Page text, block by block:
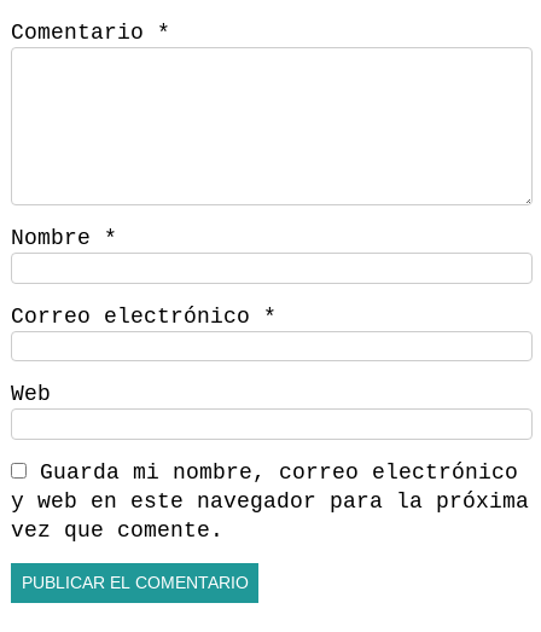
Comentario
*
Nombre *
Correo electrónico *
Web
Guarda mi nombre, correo electrónico
y web en este navegador para la próxima
vez que comente.